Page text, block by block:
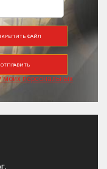
ФАЙЛ
моих персональных
ОТПРАВИТЬ